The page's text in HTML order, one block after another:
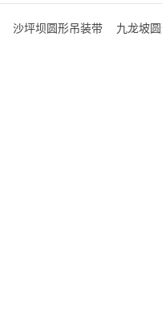
沙坪坝圆形吊装带 九龙坡